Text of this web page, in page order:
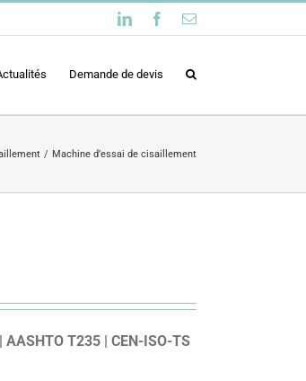
LinkedInFacebook
Email
Demande de devis
Machine d’essai de cisaillement
T235 | CEN-ISO-TS